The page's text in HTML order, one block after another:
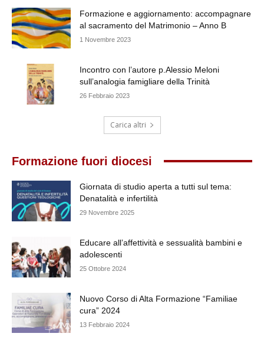
Formazione e aggiornamento: accompagnare
al sacramento del Matrimonio – Anno B
1 Novembre 2023
Incontro con l’autore p.Alessio Meloni
sull’analogia famigliare della Trinità
26 Febbraio 2023
Carica altri
Formazione fuori diocesi
Giornata di studio aperta a tutti sul tema:
Denatalità e infertilità
29 Novembre 2025
Educare all’affettività e sessualità bambini e
adolescenti
25 Ottobre 2024
Nuovo Corso di Alta Formazione “Familiae
cura” 2024
13 Febbraio 2024